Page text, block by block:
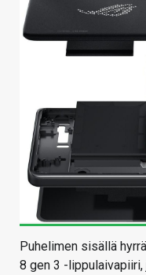
Puhelimen sisällä
8 gen 3 -